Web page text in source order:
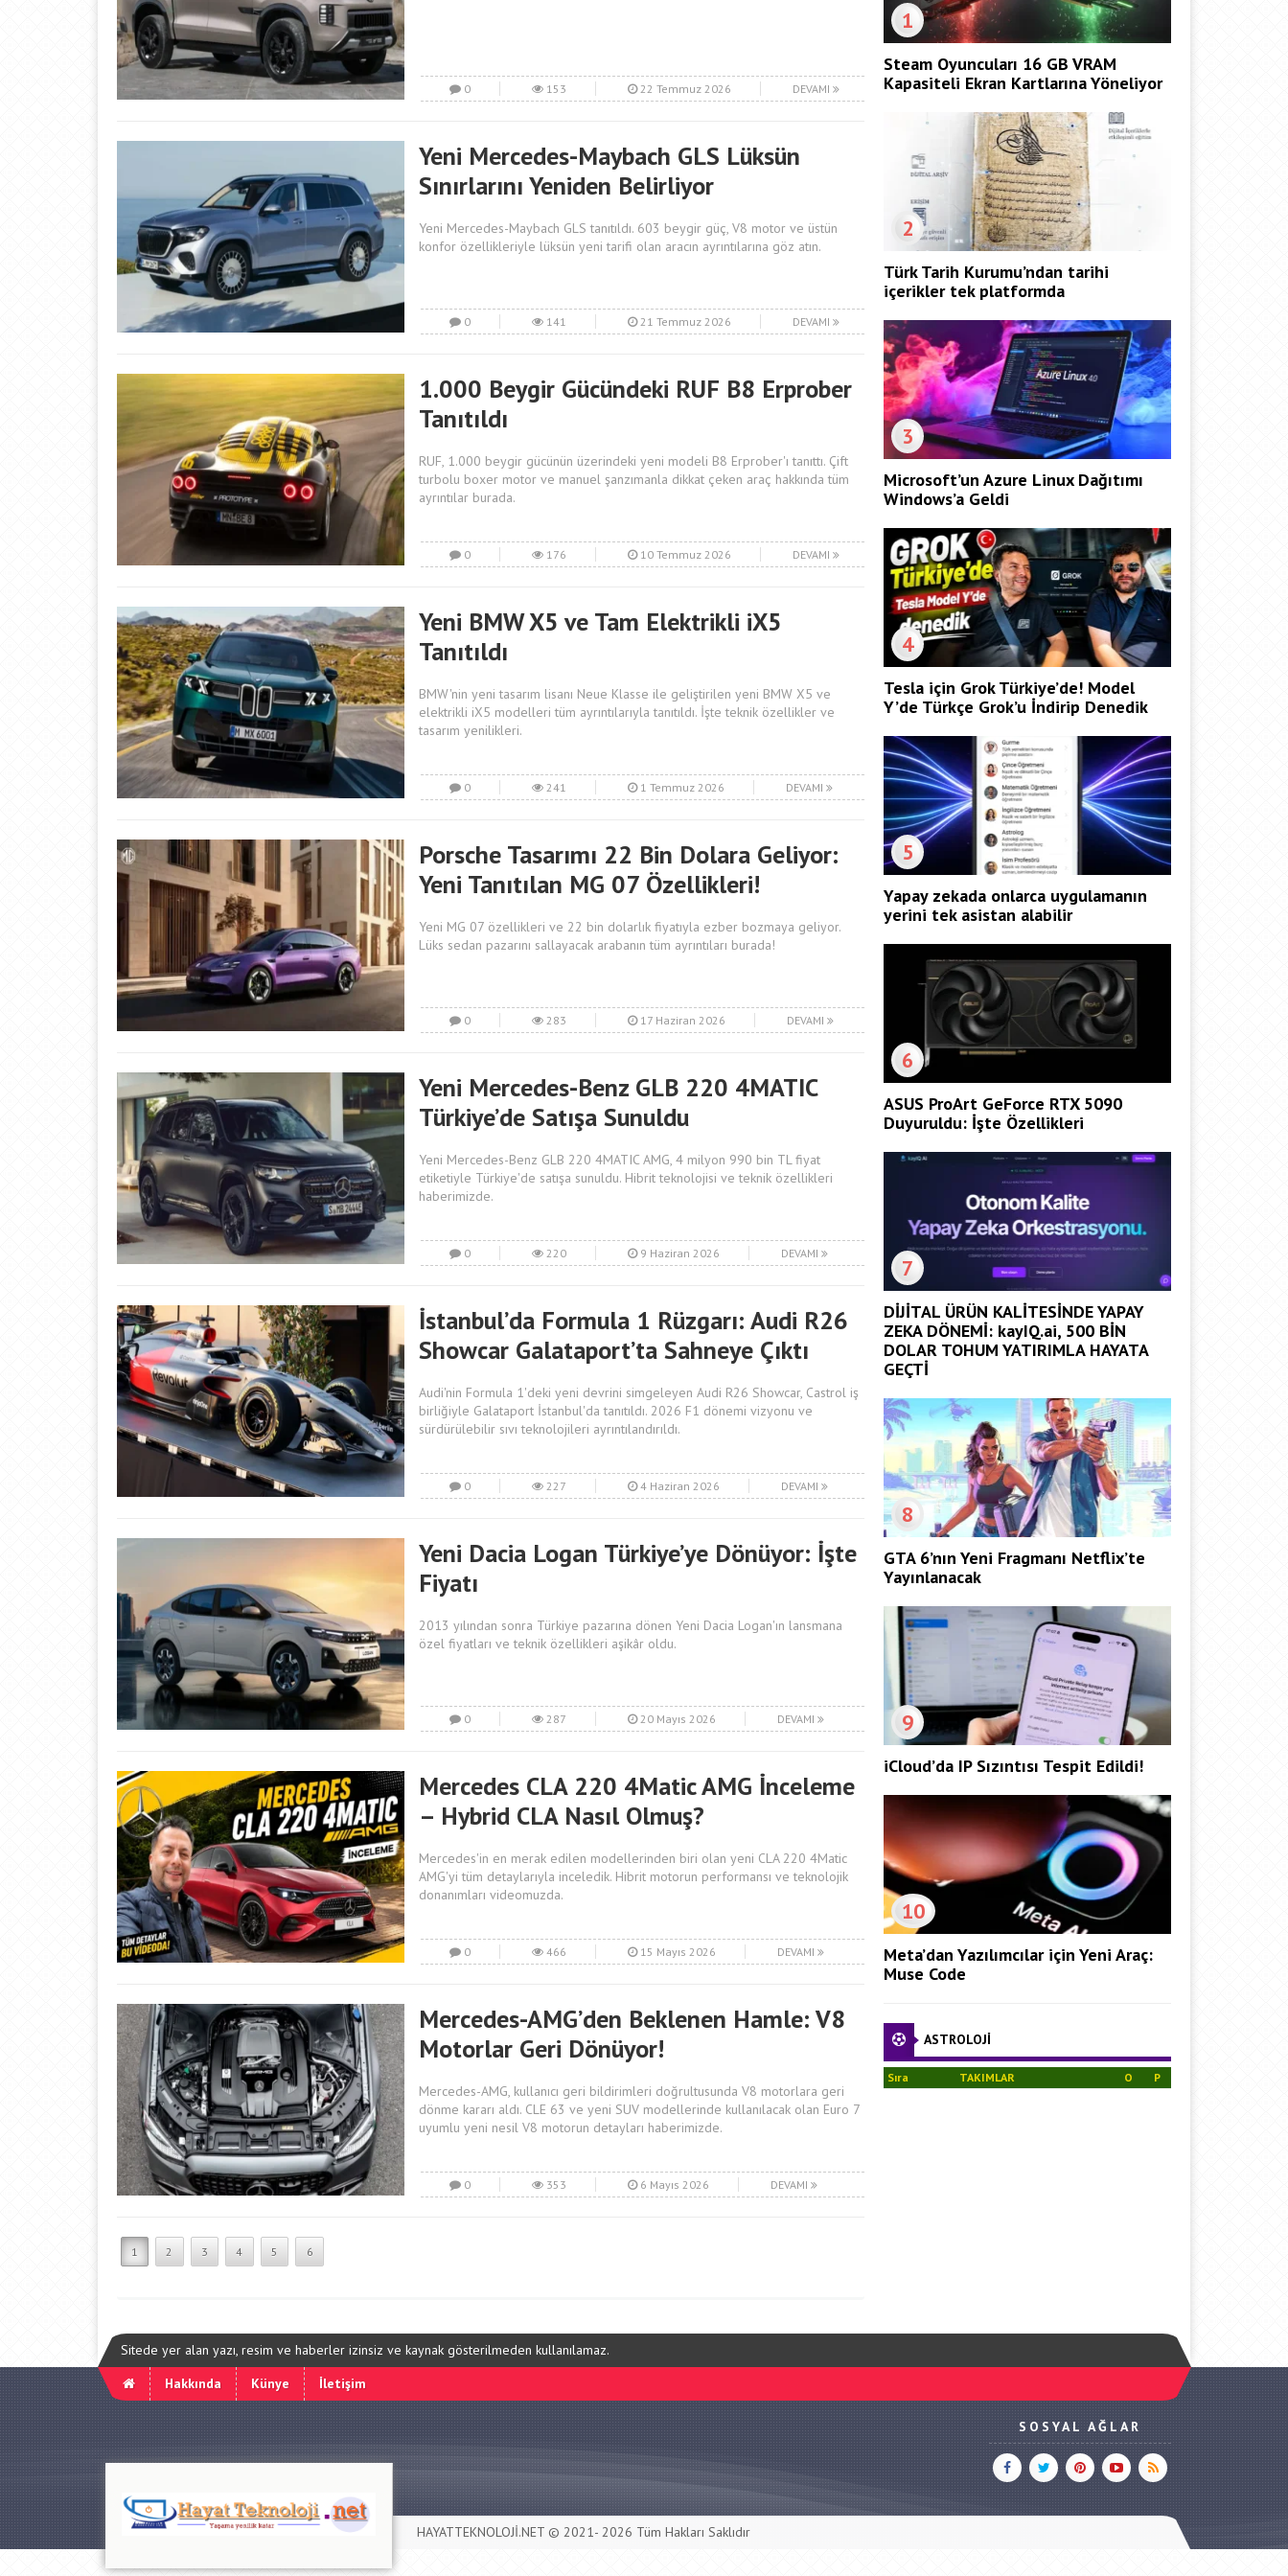
0 153 22 Temmuz 2026 DEVAMI
Yeni Mercedes-Maybach GLS Lüksün
Sınırlarını Yeniden Belirliyor
Yeni Mercedes-Maybach GLS tanıtıldı. 603 beygir güç, V8 motor ve üstün
konfor özellikleriyle lüksün yeni tarifi olan aracın ayrıntılarına göz atın.
0 141 21 Temmuz 2026 DEVAMI
1.000 Beygir Gücündeki RUF B8 Erprober
Tanıtıldı
RUF, 1.000 beygir gücünün üzerindeki yeni modeli B8 Erprober'ı tanıttı. Çift
turbolu boxer motor ve manuel şanzımanla dikkat çeken araç hakkında tüm
ayrıntılar burada.
0 176 10 Temmuz 2026 DEVAMI
Yeni BMW X5 ve Tam Elektrikli iX5
Tanıtıldı
BMW'nin yeni tasarım lisanı Neue Klasse ile geliştirilen yeni BMW X5 ve
elektrikli iX5 modelleri tüm ayrıntılarıyla tanıtıldı. İşte teknik özellikler ve
tasarım yenilikleri.
0 241 1 Temmuz 2026 DEVAMI
Porsche Tasarımı 22 Bin Dolara Geliyor:
Yeni Tanıtılan MG 07 Özellikleri!
Yeni MG 07 özellikleri ve 22 bin dolarlık fiyatıyla ezber bozmaya geliyor.
Lüks sedan pazarını sallayacak arabanın tüm ayrıntıları burada!
0 283 17 Haziran 2026 DEVAMI
Yeni Mercedes-Benz GLB 220 4MATIC
Türkiye’de Satışa Sunuldu
Yeni Mercedes-Benz GLB 220 4MATIC AMG, 4 milyon 990 bin TL fiyat
etiketiyle Türkiye'de satışa sunuldu. Hibrit teknolojisi ve teknik özellikleri
haberimizde.
0 220 9 Haziran 2026 DEVAMI
İstanbul’da Formula 1 Rüzgarı: Audi R26
Showcar Galataport’ta Sahneye Çıktı
Audi'nin Formula 1'deki yeni devrini simgeleyen Audi R26 Showcar, Castrol iş
birliğiyle Galataport İstanbul'da tanıtıldı. 2026 F1 dönemi vizyonu ve
sürdürülebilir sıvı teknolojileri ayrıntılandırıldı.
0 227 4 Haziran 2026 DEVAMI
Yeni Dacia Logan Türkiye’ye Dönüyor: İşte
Fiyatı
2013 yılından sonra Türkiye pazarına dönen Yeni Dacia Logan'ın lansmana
özel fiyatları ve teknik özellikleri aşikâr oldu.
0 287 20 Mayıs 2026 DEVAMI
Mercedes CLA 220 4Matic AMG İnceleme
– Hybrid CLA Nasıl Olmuş?
Mercedes'in en merak edilen modellerinden biri olan yeni CLA 220 4Matic
AMG'yi tüm detaylarıyla inceledik. Hibrit motorun performansı ve teknolojik
donanımları videomuzda.
0 466 15 Mayıs 2026 DEVAMI
Mercedes-AMG’den Beklenen Hamle: V8
Motorlar Geri Dönüyor!
Mercedes-AMG, kullanıcı geri bildirimleri doğrultusunda V8 motorlara geri
dönme kararı aldı. CLE 63 ve yeni SUV modellerinde kullanılacak olan Euro 7
uyumlu yeni nesil V8 motorun detayları haberimizde.
0 353 6 Mayıs 2026 DEVAMI
1 2 3 4 5 6
1
Steam Oyuncuları 16 GB VRAM
Kapasiteli Ekran Kartlarına Yöneliyor
2
Türk Tarih Kurumu’ndan tarihi
içerikler tek platformda
3
Microsoft’un Azure Linux Dağıtımı
Windows’a Geldi
4
Tesla için Grok Türkiye’de! Model
Y’de Türkçe Grok’u İndirip Denedik
5
Yapay zekada onlarca uygulamanın
yerini tek asistan alabilir
6
ASUS ProArt GeForce RTX 5090
Duyuruldu: İşte Özellikleri
7
DİJİTAL ÜRÜN KALİTESİNDE YAPAY
ZEKA DÖNEMİ: kayIQ.ai, 500 BİN
DOLAR TOHUM YATIRIMLA HAYATA
GEÇTİ
8
GTA 6’nın Yeni Fragmanı Netflix’te
Yayınlanacak
9
iCloud’da IP Sızıntısı Tespit Edildi!
10
Meta’dan Yazılımcılar için Yeni Araç:
Muse Code
ASTROLOJİ
Sıra TAKIMLAR O P
Sitede yer alan yazı, resim ve haberler izinsiz ve kaynak gösterilmeden kullanılamaz.
Hakkında
Künye İletişim
SOSYAL AĞLAR
HAYATTEKNOLOJİ.NET © 2021- 2026 Tüm Hakları Saklıdır